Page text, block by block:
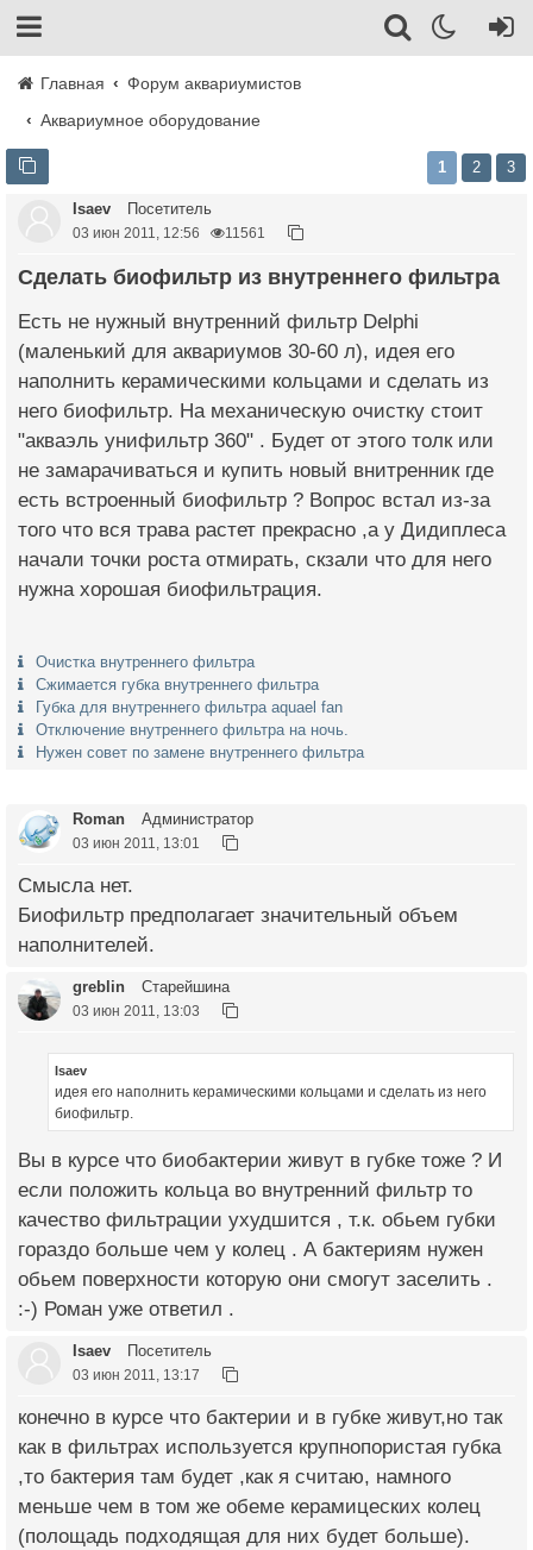
Главная
Форум аквариумистов
Аквариумное оборудование
1 2 3
Isaev Посетитель
03 июн 2011, 12:56 11561
Cделать биофильтр из внутреннего фильтра
Есть не нужный внутренний фильтр Delphi
(маленький для аквариумов 30-60 л), идея его
наполнить керамическими кольцами и сделать из
него биофильтр. На механическую очистку стоит
"акваэль унифильтр 360" . Будет от этого толк или
не замарачиваться и купить новый внитренник где
есть встроенный биофильтр ? Вопрос встал из-за
того что вся трава растет прекрасно ,а у Дидиплеса
начали точки роста отмирать, скзали что для него
нужна хорошая биофильтрация.
Очистка внутреннего фильтра
Сжимается губка внутреннего фильтра
Губка для внутреннего фильтра aquael fan
Отключение внутреннего фильтра на ночь.
Нужен совет по замене внутреннего фильтра
Roman Администратор
03 июн 2011, 13:01
Смысла нет.
Биофильтр предполагает значительный объем
наполнителей.
greblin Старейшина
03 июн 2011, 13:03
Isaev
идея его наполнить керамическими кольцами и сделать из него
биофильтр.
Вы в курсе что биобактерии живут в губке тоже ? И
если положить кольца во внутренний фильтр то
качество фильтрации ухудшится , т.к. обьем губки
гораздо больше чем у колец . А бактериям нужен
обьем поверхности которую они смогут заселить .
:-) Роман уже ответил .
Isaev Посетитель
03 июн 2011, 13:17
конечно в курсе что бактерии и в губке живут,но так
как в фильтрах используется крупнопористая губка
,то бактерия там будет ,как я считаю, намного
меньше чем в том же обеме керамицеских колец
(полощадь подходящая для них будет больше).